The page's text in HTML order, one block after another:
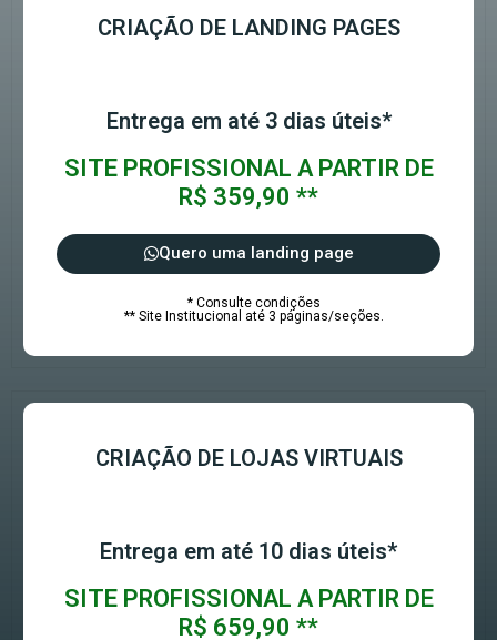
CRIAÇÃO DE LANDING PAGES
Entrega em até 3 dias úteis*
SITE PROFISSIONAL A PARTIR DE
R$ 359,90 **
Quero uma landing page
* Consulte condições
** Site Institucional até 3 páginas/seções.
CRIAÇÃO DE LOJAS VIRTUAIS
Entrega em até 10 dias úteis*
SITE PROFISSIONAL A PARTIR DE
R$ 659,90 **